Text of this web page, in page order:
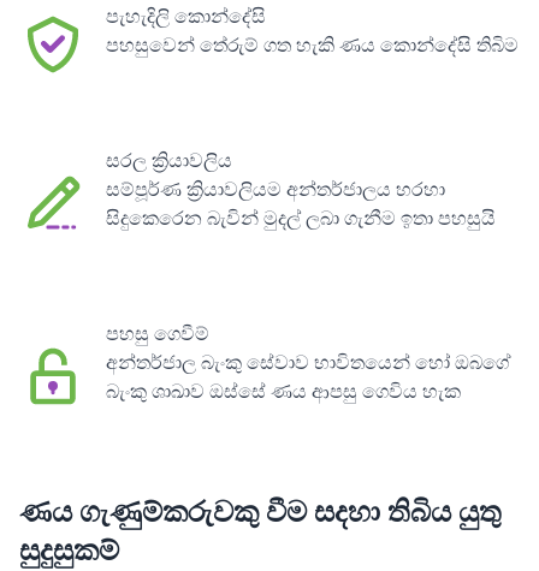
පැහැදිලි කොන්දේසි
පහසුවෙන් තේරුම් ගත හැකි ණය කොන්දේසි තිබිම
සරල ක්‍රියාවලිය
සම්පූර්ණ ක්‍රියාවලියම අන්තර්ජාලය හරහා
සිදුකෙරෙන බැවින් මුදල් ලබා ගැනීම ඉතා පහසුයි
පහසු ගෙවීම්
අන්තර්ජාල බැංකු සේවාව භාවිතයෙන් හෝ ඔබගේ
බැංකු ශාඛාව ඔස්සේ ණය ආපසු ගෙවිය හැක
ණය ගැණුම්කරුවකු වීම සදහා තිබිය යුතු
සුදුසුකම්